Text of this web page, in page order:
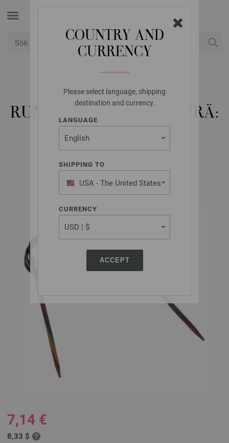
COUNTRY AND
CURRENCY
Please select language, shipping
destination and currency.
LANGUAGE
SHIPPING TO
USA - The United States
of America
CURRENCY
ACCEPT
LANA GROSSA
RUNDSTICKA DESIGN-TRÄ:
MULTICOLOR ST.
3,0/120CM
7,14 €
8,33 $